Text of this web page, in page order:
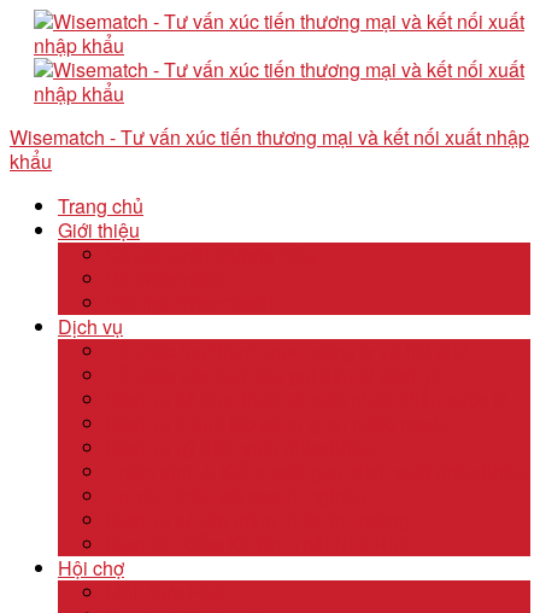
Wisematch - Tư vấn xúc tiến thương mại và kết nối xuất nhập
khẩu
Trang chủ
Giới thiệu
Dịch vụ
Hội chợ